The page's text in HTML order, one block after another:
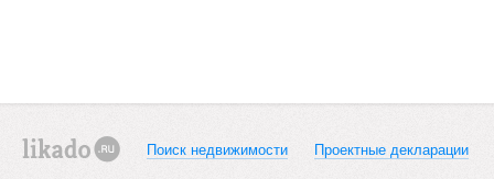
Поиск недвижимости Проектные декларации